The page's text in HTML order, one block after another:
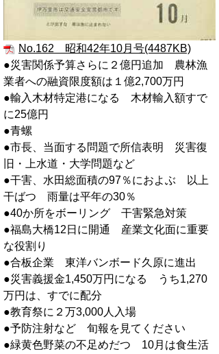
No.162 昭和42年10月号(4487KB)
●災害関係予算さらに２億円追加 農林漁
業者への融資限度額は１億2,700万円
●輸入木材特定港になる 木材輸入額すで
に25億円
●青螺
●市長、当面する問題で所信表明 災害復
旧・上水道・大学問題など
●干害、水田総面積の97％におよぶ 以上
干ばつ 雨量は平年の30％
●40か所をボーリング 干害緊急対策
●福島大橋12日に開通 産業文化面に重要
な役割り
●合板企業 東洋バンボード久原に進出
●災害義援金1,450万円になる うち1,270
万円は、すでに配分
●教育祭に２万3,000人入場
●予防注射など 旬報を見てください
●緑黄色野菜の不足めだつ 10月は食生活